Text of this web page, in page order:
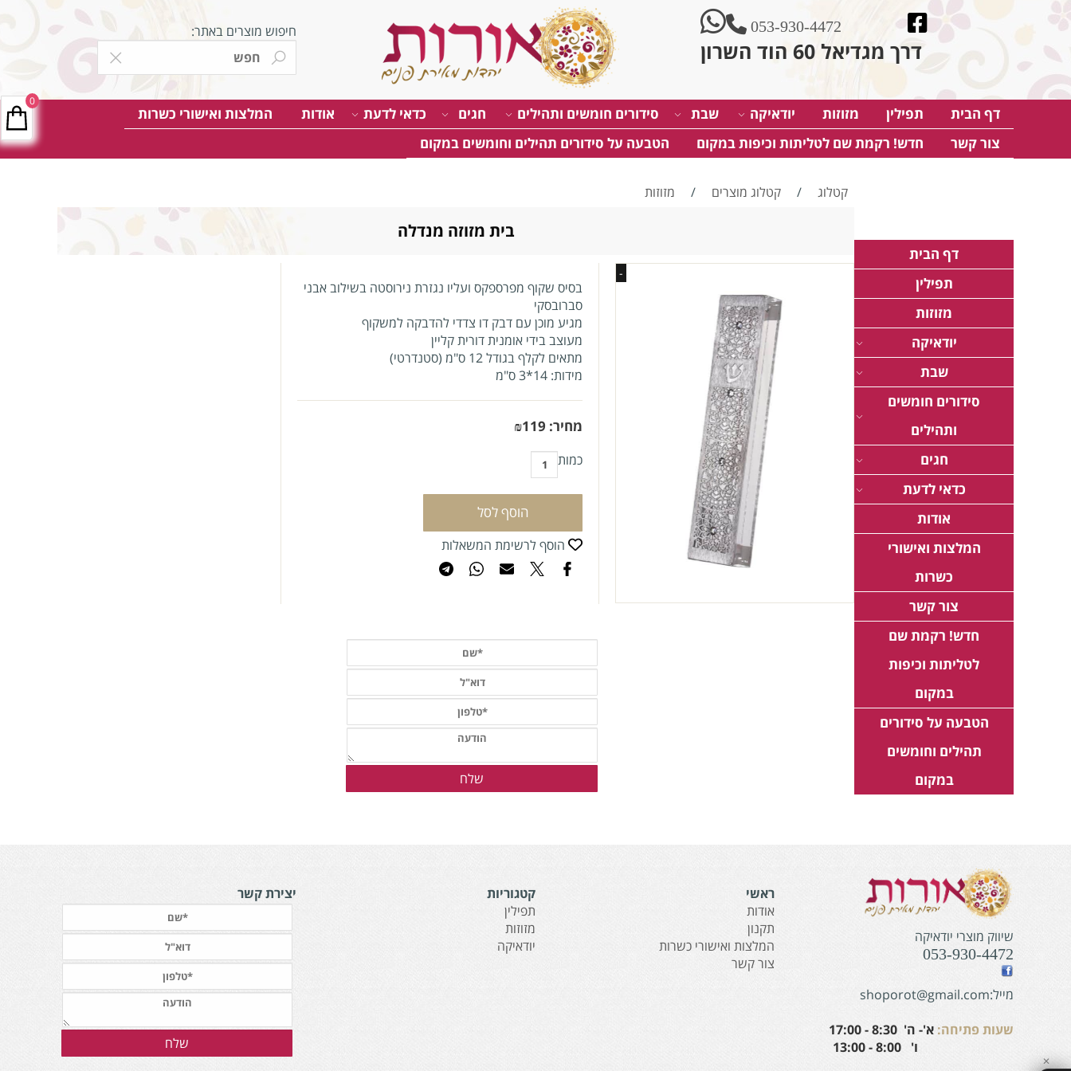
053-930-4472
דרך מגדיאל 60 הוד השרון
חיפוש מוצרים באתר:
דף הבית תפילין מזוזות יודאיקה שבת סידורים חומשים ותהילים חגים כדאי לדעת אודות
המלצות ואישורי כשרות
צור קשר
חדש! רקמת שם לטליתות וכיפות במקום הטבעה על סידורים תהילים וחומשים במקום
דף הבית
תפילין
מזוזות
יודאיקה
שבת
סידורים חומשים
ותהילים
חגים
כדאי לדעת
אודות
המלצות ואישורי
כשרות
צור קשר
חדש! רקמת שם
לטליתות וכיפות
במקום
הטבעה על סידורים
תהילים וחומשים
במקום
קטלוג / קטלוג מוצרים / מזוזות
בית מזוזה מנדלה
-
בסיס שקוף מפרספקס ועליו נגזרת נירוסטה בשילוב אבני
סברובסקי
מגיע מוכן עם דבק דו צדדי להדבקה למשקוף
מעוצב בידי אומנית דורית קליין
מתאים לקלףבגודל 12 ס"מ
(סטנדרטי)
מידות: 14*3 ס"מ
מחיר: ₪119
כמות
הוסף לסל
הוסף לרשימת המשאלות
0
שיווק מוצרי יודאיקה
053-930-4472
מייל:shoporot@gmail.com
שעות פתיחה: א'- ה' 8:30 - 17:00
ו' 8:00 - 13:00
ראשי
אודות
תקנון
המלצות ואישורי כשרות
צור קשר
קטגוריות
תפילין
מזוזות
יודאיקה
יצירת קשר
✕